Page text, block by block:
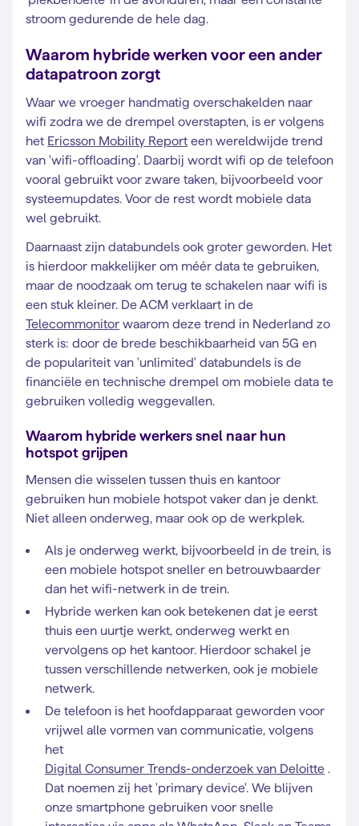
stroom gedurende de hele dag.
Waarom hybride werken voor een ander
datapatroon zorgt
Waar we vroeger handmatig overschakelden naar
wifi zodra we de drempel overstapten, is er volgens
het Ericsson Mobility Report een wereldwijde trend
van 'wifi-offloading'. Daarbij wordt wifi op de telefoon
vooral gebruikt voor zware taken, bijvoorbeeld voor
systeemupdates. Voor de rest wordt mobiele data
wel gebruikt.
Daarnaast zijn databundels ook groter geworden. Het
is hierdoor makkelijker om méér data te gebruiken,
maar de noodzaak om terug te schakelen naar wifi is
een stuk kleiner. De ACM verklaart in de
Telecommonitor waarom deze trend in Nederland zo
sterk is: door de brede beschikbaarheid van 5G en
de populariteit van 'unlimited' databundels is de
financiële en technische drempel om mobiele data te
gebruiken volledig weggevallen.
Waarom hybride werkers snel naar hun
hotspot grijpen
Mensen die wisselen tussen thuis en kantoor
gebruiken hun mobiele hotspot vaker dan je denkt.
Niet alleen onderweg, maar ook op de werkplek.
Als je onderweg werkt, bijvoorbeeld in de trein, is
een mobiele hotspot sneller en betrouwbaarder
dan het wifi-netwerk in de trein.
Hybride werken kan ook betekenen dat je eerst
thuis een uurtje werkt, onderweg werkt en
vervolgens op het kantoor. Hierdoor schakel je
tussen verschillende netwerken, ook je mobiele
netwerk.
De telefoon is het hoofdapparaat geworden voor
vrijwel alle vormen van communicatie, volgens
het
Digital Consumer Trends-onderzoek van Deloitte .
Dat noemen zij het 'primary device'. We blijven
onze smartphone gebruiken voor snelle